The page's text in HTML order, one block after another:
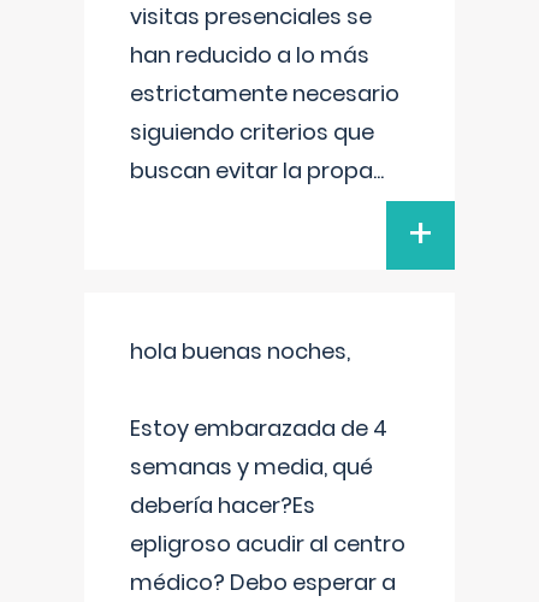
visitas presenciales se
han reducido a lo más
estrictamente necesario
siguiendo criterios que
buscan evitar la propa...
+
hola buenas noches,
Estoy embarazada de 4
semanas y media, qué
debería hacer?Es
epligroso acudir al centro
médico? Debo esperar a